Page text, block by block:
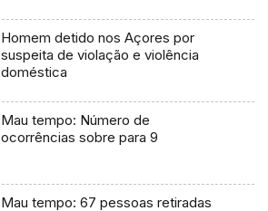
Homem detido nos Açores por
suspeita de violação e violência
doméstica
Mau tempo: Número de
ocorrências sobre para 9
Mau tempo: 67 pessoas retiradas